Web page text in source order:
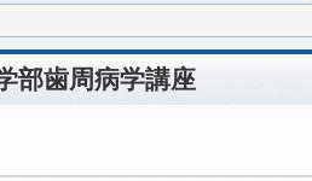
部歯周病学講座